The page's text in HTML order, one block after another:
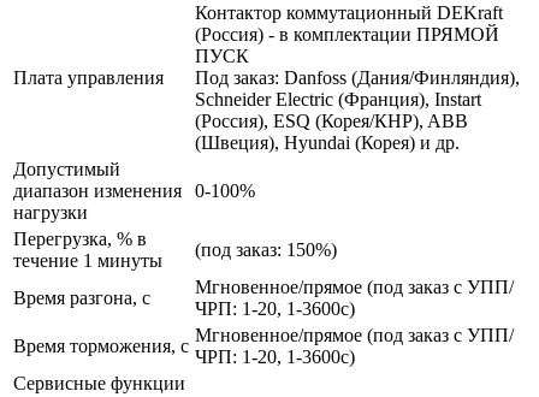
Плата управления
Контактор коммутационный DEKraft
(Россия) - в комплектации ПРЯМОЙ
ПУСК
Под заказ: Danfoss (Дания/Финляндия),
Schneider Electric (Франция), Instart
(Россия), ESQ (Корея/КНР), ABB
(Швеция), Hyundai (Корея) и др.
Допустимый
диапазон изменения
нагрузки
0-100%
Перегрузка, % в
течение 1 минуты
(под заказ: 150%)
Время разгона, с
Мгновенное/прямое (под заказ с УПП/
ЧРП: 1-20, 1-3600с)
Время торможения, с
Мгновенное/прямое (под заказ с УПП/
ЧРП: 1-20, 1-3600с)
Сервисные функции